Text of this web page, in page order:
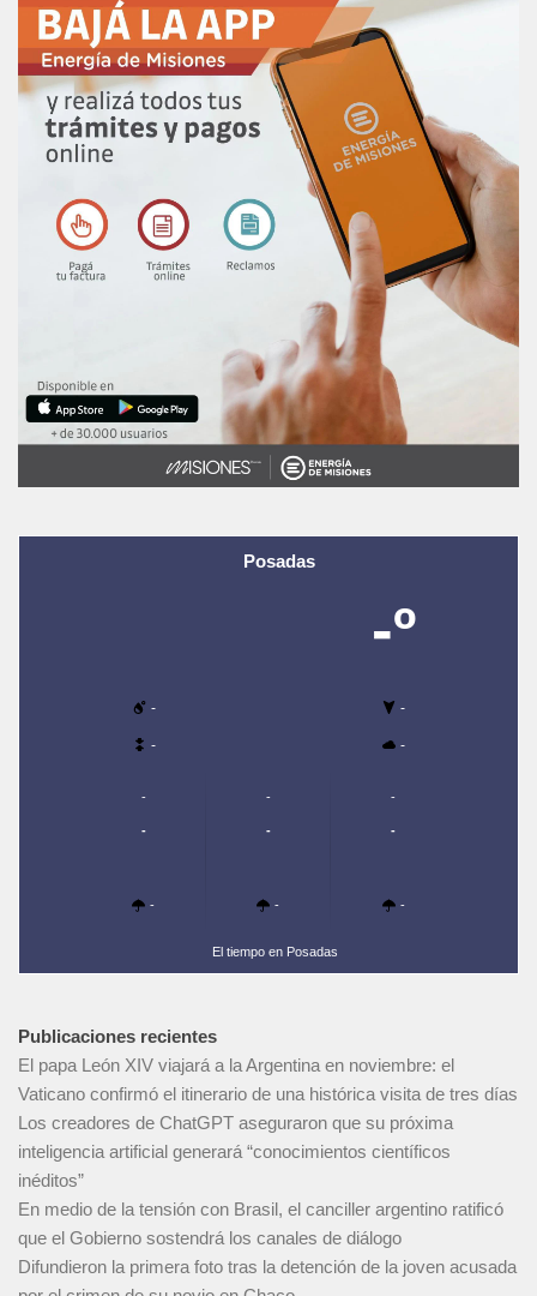
Posadas
-º
- -
- -
-
-
-
-
-
-
-
-
-
El tiempo en Posadas
Publicaciones recientes
El papa León XIV viajará a la Argentina en noviembre: el
Vaticano confirmó el itinerario de una histórica visita de tres días
Los creadores de ChatGPT aseguraron que su próxima
inteligencia artificial generará “conocimientos científicos
inéditos”
En medio de la tensión con Brasil, el canciller argentino ratificó
que el Gobierno sostendrá los canales de diálogo
Difundieron la primera foto tras la detención de la joven acusada